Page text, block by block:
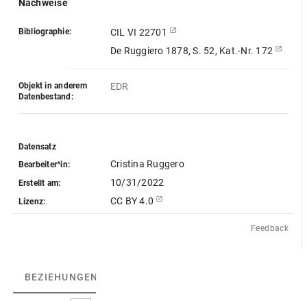
Nachweise
Bibliographie:
CIL VI 22701
De Ruggiero 1878, S. 52, Kat.-Nr. 172
Objekt in anderem
Datenbestand:
EDR
Datensatz
Bearbeiter*in:
Cristina Ruggero
Erstellt am: 10/31/2022
Lizenz: CC BY 4.0
Feedback
BEZIEHUNGEN